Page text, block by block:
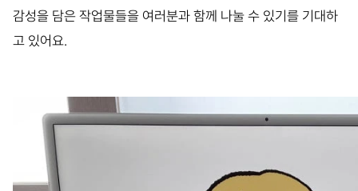
감성을 담은 작업물들을 여러분과 함께 나눌 수 있기를 기대하
고 있어요.